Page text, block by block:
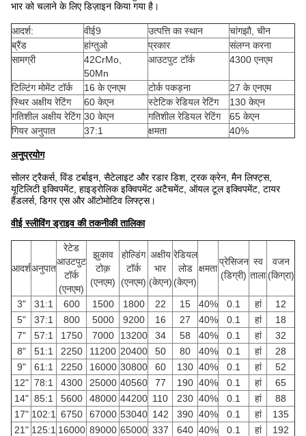
भार को चलाने के लिए डिज़ाइन किया गया है।
आदर्श: वीई9 उत्पत्ति का स्थान
चांगझौ, चीन
ब्रैंड
हांग्तुओ प्रकार
संलग्न करना
सामग्री
42CrMo,
50Mn
आउटपुट टॉर्क 4300 एनएम
टिल्टिंग मोमेंट टॉर्क 16 के एनएम टोर्क पकड़ना
27 के एनएम
स्थिर अक्षीय रेटिंग
60 केएन स्टेटिक रेडियल रेटिंग
130 केएन
गतिशील अक्षीय रेटिंग 30 केएन गतिशील रेडियल रेटिंग
65 केएन
गियर अनुपात
37:1 क्षमता 40%
अनुप्रयोग
सोलर ट्रैकर्स, विंड टर्बाइन, सैटेलाइट और रडार डिश, ट्रक क्रेन, मैन लिफ्ट्स,
यूटिलिटी इक्विपमेंट, हाइड्रोलिक इक्विपमेंट अटैचमेंट, ऑयल टूल इक्विपमेंट, टायर
हैंडलर्स, डिगर एस और ऑटोमोटिव लिफ्ट्स।
वीई स्लीविंग ड्राइव की तकनीकी तालिका
आदर्शअनुपात
रेटेड
आउटपुट
टॉर्क
(एनएम)
झुकाव
टोक़
(एनएम)
होल्डिंग
टॉर्क
(एनएम)
अक्षीय
भार
(केएन)
रेडियल
लोड
(केएन)
क्षमता
प्रेसिजन
(डिग्री)
स्व
ताला
वजन
(किग्रा)
3" 31:1 600 1500 1800 22 15 40% 0.1 हां
12
5"
37:1 800 5000 9200 16 27 40% 0.1 हां
18
7"
57:1 1750 7000 13200 34 58 40% 0.1 हां
32
8"
51:1 2250 11200 20400 50 80 40% 0.1 हां
28
9"
61:1 2250 16000 30800 60 130 40% 0.1 हां
52
12" 78:1 4300 25000 40560 77 190 40% 0.1 हां
65
14" 85:1 5600 48000 44200 110 230 40% 0.1 हां
88
17" 102:1 6750 67000 53040 142 390 40% 0.1 हां
135
21" 125:1 16000 89000 65000 337 640 40% 0.1 हां
192